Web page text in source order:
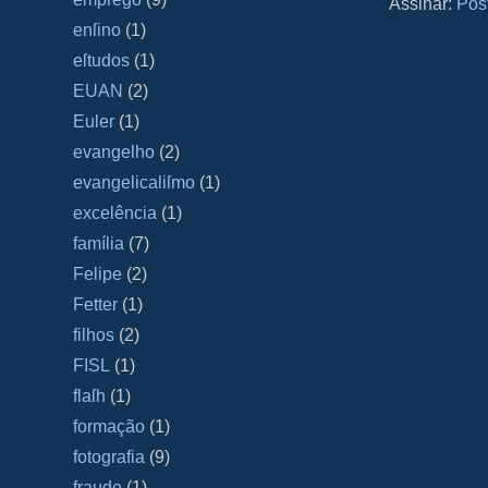
enſino (1)
eſtudos (1)
EUAN (2)
Euler (1)
evangelho (2)
evangelicaliſmo (1)
excelência (1)
família (7)
Felipe (2)
Fetter (1)
filhos (2)
FISL (1)
flaſh (1)
formação (1)
fotografia (9)
Assinar: